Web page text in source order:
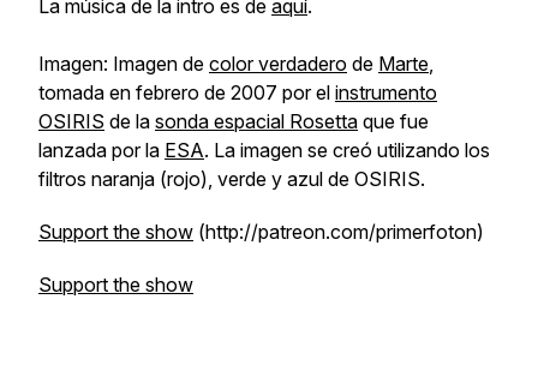
La música de la intro es de aquí.
Imagen: Imagen de color verdadero de Marte,
tomada en febrero de 2007 por el instrumento
OSIRIS de la sonda espacial Rosetta que fue
lanzada por la ESA. La imagen se creó utilizando los
filtros naranja (rojo), verde y azul de OSIRIS.
Support the show (http://patreon.com/primerfoton)
Support the show